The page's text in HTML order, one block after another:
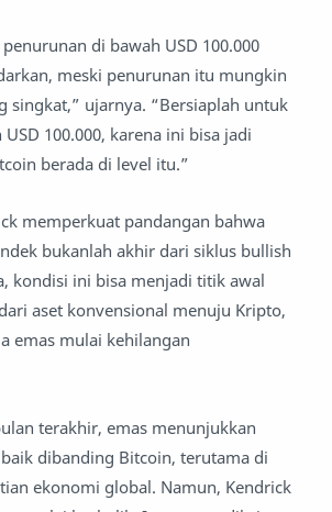
di bawah USD 100.000
meski penurunan itu mungkin
singkat,” ujarnya. “Bersiaplah untuk
100.000, karena ini bisa jadi
berada di level itu.”
memperkuat pandangan bahwa
bukanlah akhir dari siklus bullish
kondisi ini bisa menjadi titik awal
aset konvensional menuju Kripto,
emas mulai kehilangan
terakhir, emas menunjukkan
dibanding Bitcoin, terutama di
ekonomi global. Namun, Kendrick